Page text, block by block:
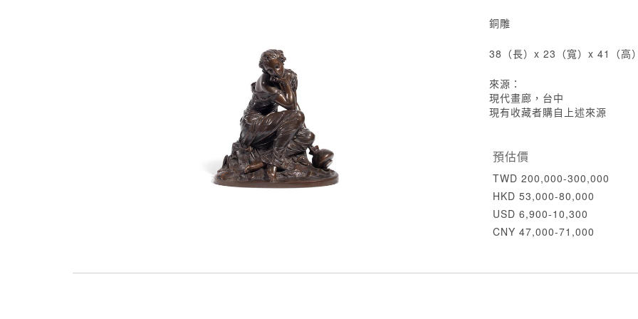
銅雕
38（長）x 23（寬）x 41（高
來源：
現代畫廊，台中
現有收藏者購自上述來源
預估價
TWD 200,000-300,000
HKD 53,000-80,000
USD 6,900-10,300
CNY 47,000-71,000